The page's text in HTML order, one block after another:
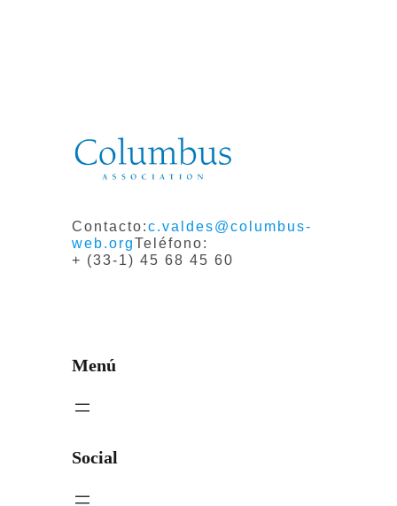
Contacto:c.valdes@columbus-
web.orgTeléfono:
+ (33-1) 45 68 45 60
Menú
Social